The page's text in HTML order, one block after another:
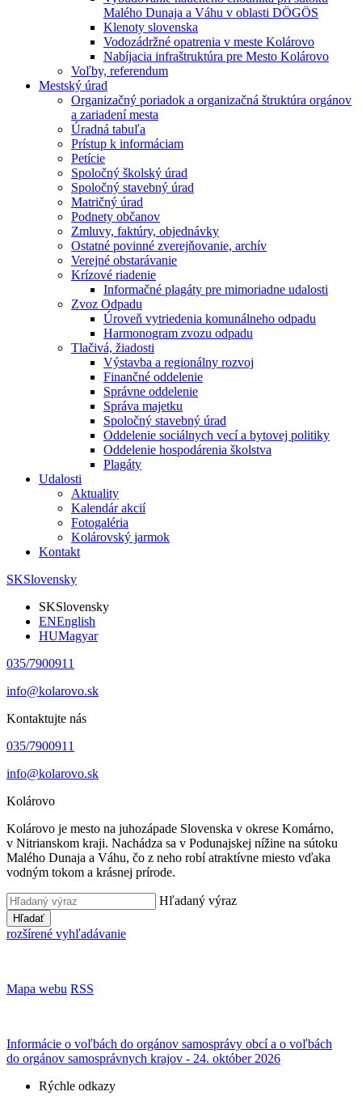
Malého Dunaja a Váhu v oblasti DÖGÖS
Klenoty slovenska
Vodozádržné opatrenia v meste Kolárovo
Nabíjacia infraštruktúra pre Mesto Kolárovo
Voľby, referendum
Mestský úrad
Organizačný poriadok a organizačná štruktúra orgánov
a zariadení mesta
Úradná tabuľa
Prístup k informáciam
Petície
Spoločný školský úrad
Spoločný stavebný úrad
Matričný úrad
Podnety občanov
Zmluvy, faktúry, objednávky
Ostatné povinné zverejňovanie, archív
Verejné obstarávanie
Krízové riadenie
Informačné plagáty pre mimoriadne udalosti
Zvoz Odpadu
Úroveň vytriedenia komunálneho odpadu
Harmonogram zvozu odpadu
Tlačivá, žiadosti
Výstavba a regionálny rozvoj
Finančné oddelenie
Správne oddelenie
Správa majetku
Spoločný stavebný úrad
Oddelenie sociálnych vecí a bytovej politiky
Oddelenie hospodárenia školstva
Plagáty
Udalosti
Aktuality
Kalendár akcií
Fotogaléria
Kolárovský jarmok
Kontakt
SKSlovensky
SKSlovensky
ENEnglish
HUMagyar
035/7900911
info@kolarovo.sk
Kontaktujte nás
035/7900911
info@kolarovo.sk
Kolárovo
Kolárovo je mesto na juhozápade Slovenska v okrese Komárno,
v Nitrianskom kraji. Nachádza sa v Podunajskej nížine na sútoku
Malého Dunaja a Váhu, čo z neho robí atraktívne miesto vďaka
vodným tokom a krásnej prírode.
Hľadaný výraz
Hľadať
rozšírené vyhľadávanie
Mapa webu RSS
Informácie o voľbách do orgánov samosprávy obcí a o voľbách
do orgánov samosprávnych krajov - 24. október 2026
Rýchle odkazy